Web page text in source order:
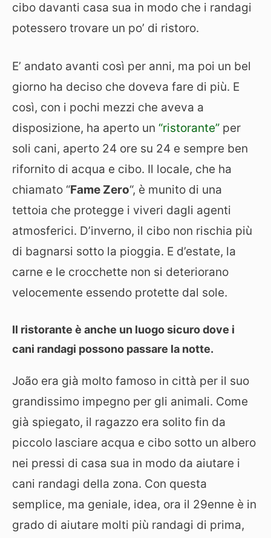
cibo davanti casa sua in modo che i randagi
potessero trovare un po’ di ristoro.
E’ andato avanti così per anni, ma poi un bel
giorno ha deciso che doveva fare di più. E
così, con i pochi mezzi che aveva a
disposizione, ha aperto un “ristorante” per
soli cani, aperto 24 ore su 24 e sempre ben
rifornito di acqua e cibo. Il locale, che ha
chiamato “Fame Zero“, è munito di una
tettoia che protegge i viveri dagli agenti
atmosferici. D’inverno, il cibo non rischia più
di bagnarsi sotto la pioggia. E d’estate, la
carne e le crocchette non si deteriorano
velocemente essendo protette dal sole.
Il ristorante è anche un luogo sicuro dove i
cani randagi possono passare la notte.
João era già molto famoso in città per il suo
grandissimo impegno per gli animali. Come
già spiegato, il ragazzo era solito fin da
piccolo lasciare acqua e cibo sotto un albero
nei pressi di casa sua in modo da aiutare i
cani randagi della zona. Con questa
semplice, ma geniale, idea, ora il 29enne è in
grado di aiutare molti più randagi di prima,